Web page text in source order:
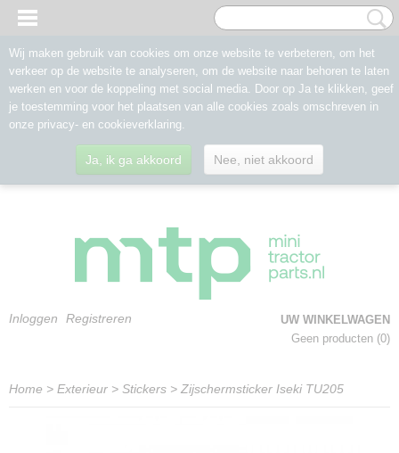
Inloggen Registreren
UW WINKELWAGEN
Geen producten (0)
Home > Exterieur > Stickers > Zijschermsticker Iseki TU205
Wij maken gebruik van cookies om onze website te verbeteren, om het
verkeer op de website te analyseren, om de website naar behoren te laten
werken en voor de koppeling met social media. Door op Ja te klikken, geef
je toestemming voor het plaatsen van alle cookies zoals omschreven in
onze privacy- en cookieverklaring.
Ja, ik ga akkoord Nee, niet akkoord